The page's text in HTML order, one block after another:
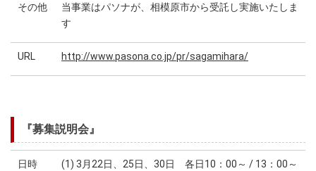
その他
当事業はパソナが、相模原市から受託し実施いたしま
す
URL http://www.pasona.co.jp/pr/sagamihara/
『募集説明会』
日時
(1) 3月22日、25日、30日 各日10：00～ / 13：00～